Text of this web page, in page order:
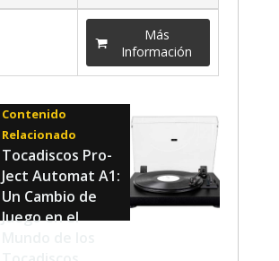
Más
Información
Contenido
Relacionado
Tocadiscos Pro-
Ject Automat A1:
Un Cambio de
Juego en el